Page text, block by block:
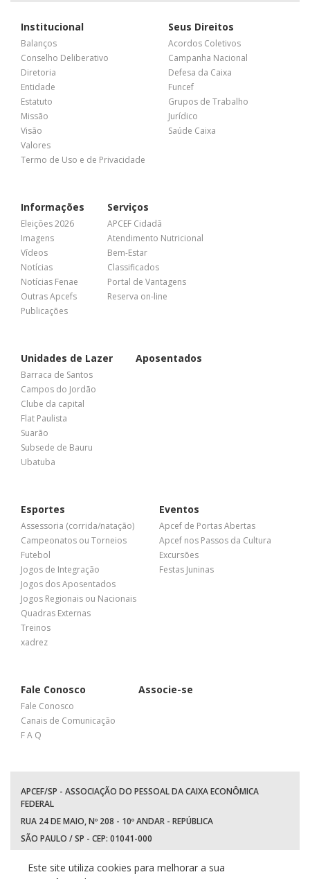
Institucional
Balanços
Conselho Deliberativo
Diretoria
Entidade
Estatuto
Missão
Visão
Valores
Termo de Uso e de Privacidade
Seus Direitos
Acordos Coletivos
Campanha Nacional
Defesa da Caixa
Funcef
Grupos de Trabalho
Jurídico
Saúde Caixa
Informações
Eleições 2026
Imagens
Vídeos
Notícias
Notícias Fenae
Outras Apcefs
Publicações
Serviços
APCEF Cidadã
Atendimento Nutricional
Bem-Estar
Classificados
Portal de Vantagens
Reserva on-line
Unidades de Lazer
Barraca de Santos
Campos do Jordão
Clube da capital
Flat Paulista
Suarão
Subsede de Bauru
Ubatuba
Aposentados
Esportes
Assessoria (corrida/natação)
Campeonatos ou Torneios
Futebol
Jogos de Integração
Jogos dos Aposentados
Jogos Regionais ou Nacionais
Quadras Externas
Treinos
xadrez
Eventos
Apcef de Portas Abertas
Apcef nos Passos da Cultura
Excursões
Festas Juninas
Fale Conosco
Fale Conosco
Canais de Comunicação
F A Q
Associe-se
APCEF/SP - ASSOCIAÇÃO DO PESSOAL DA CAIXA ECONÔMICA
FEDERAL
RUA 24 DE MAIO, Nº 208 - 10º ANDAR - REPÚBLICA
SÃO PAULO / SP - CEP: 01041-000
WhatsApp: (11) 94597-5758
Este site utiliza cookies para melhorar a sua